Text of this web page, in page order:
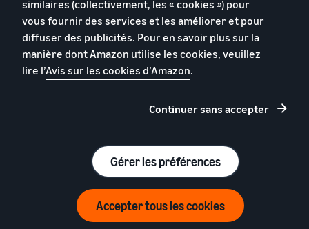
partenaires
Contactez-nous
© 2026 Amazon.com, Inc. et ses sous filiales.
similaires (collectivement, les « cookies ») pour
vous fournir des services et les améliorer et pour
diffuser des publicités. Pour en savoir plus sur la
manière dont Amazon utilise les cookies, veuillez
lire l’Avis sur les cookies d’Amazon.
Continuer sans accepter
Gérer les préférences
Accepter tous les cookies